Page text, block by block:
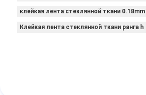
клейкая лента стеклянной ткани 0.18mm
Клейкая лента стеклянной ткани ранга h